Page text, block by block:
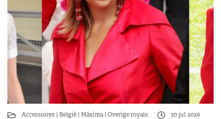
Accessoires België Máxima Overige royals
30 jul 2026